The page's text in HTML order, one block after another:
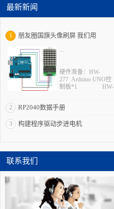
最新新闻
1 朋友圈国旗头像刷屏 我们用
Arduino控制板+点阵模块 DIY一颗
“跳动的中国心”
...
硬件准备：HW-
277 Arduino UNO控
制板*1 HW-
USB线*1
*5接线图:接线对照：
2 RP2040数据手册
3 构建程序驱动步进电机
联系我们